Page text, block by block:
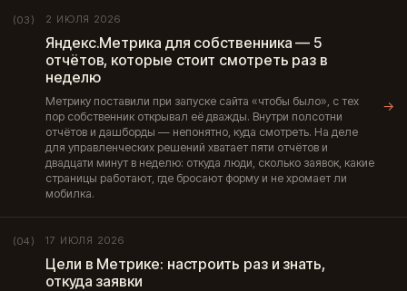
(03) 2 ИЮЛЯ 2026
Яндекс.Метрика для собственника — 5
отчётов, которые стоит смотреть раз в
неделю
Метрику поставили при запуске сайта «чтобы было», с тех
пор собственник открывал её дважды. Внутри полсотни
отчётов и дашборды — непонятно, куда смотреть. На деле
для управленческих решений хватает пяти отчётов и
двадцати минут в неделю: откуда люди, сколько заявок, какие
страницы работают, где бросают форму и не хромает ли
мобилка.
→
(04) 17 ИЮЛЯ 2026
Цели в Метрике: настроить раз и знать,
откуда заявки